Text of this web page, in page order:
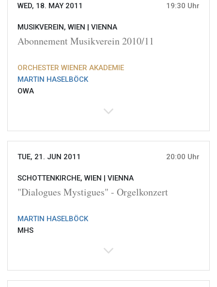
WED, 18. MAY 2011 19:30 Uhr
MUSIKVEREIN, WIEN | VIENNA
Abonnement Musikverein 2010/11
ORCHESTER WIENER AKADEMIE
MARTIN HASELBÖCK
OWA
TUE, 21. JUN 2011 20:00 Uhr
SCHOTTENKIRCHE, WIEN | VIENNA
"Dialogues Mystigues" - Orgelkonzert
MARTIN HASELBÖCK
MHS